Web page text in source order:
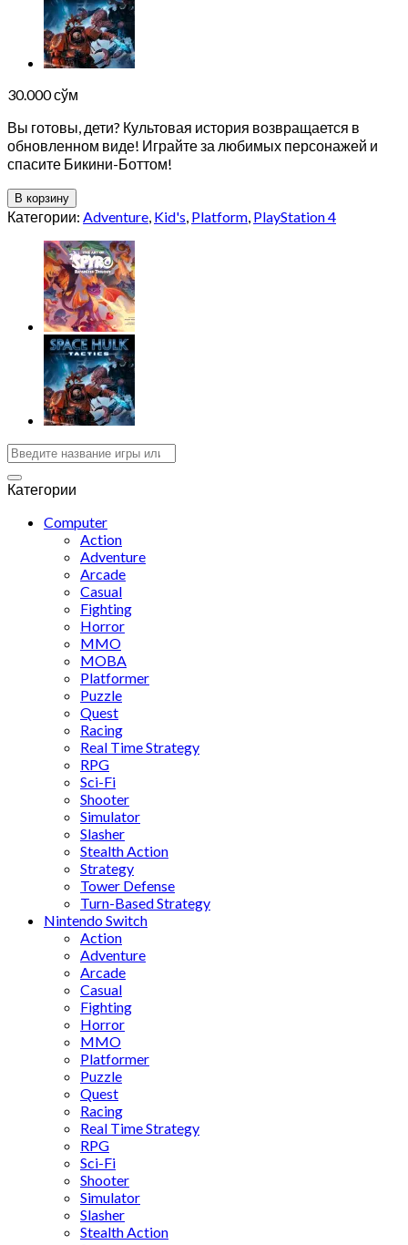
30.000сўм
Вы готовы, дети? Культовая история возвращается в
обновленном виде! Играйте за любимых персонажей и
спасите Бикини-Боттом!
В корзину
Категории: Adventure, Kid's, Platform, PlayStation 4
Категории
Computer
Action
Adventure
Arcade
Casual
Fighting
Horror
MMO
MOBA
Platformer
Puzzle
Quest
Racing
Real Time Strategy
RPG
Sci-Fi
Shooter
Simulator
Slasher
Stealth Action
Strategy
Tower Defense
Turn-Based Strategy
Nintendo Switch
Action
Adventure
Arcade
Casual
Fighting
Horror
MMO
Platformer
Puzzle
Quest
Racing
Real Time Strategy
RPG
Sci-Fi
Shooter
Simulator
Slasher
Stealth Action